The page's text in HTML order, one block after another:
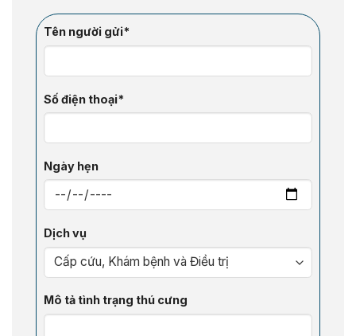
Tên người gửi*
Số điện thoại*
Ngày hẹn
Dịch vụ
Mô tả tình trạng thú cưng